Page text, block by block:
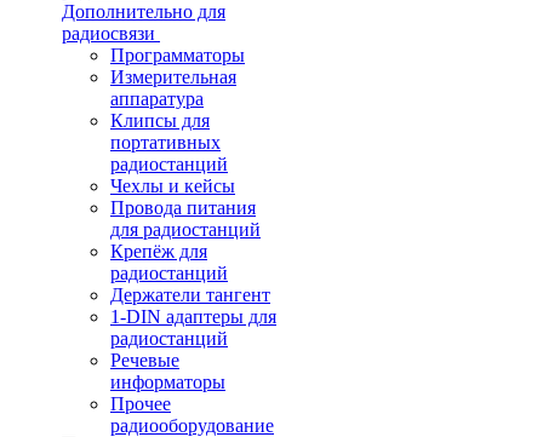
Дополнительно для
радиосвязи
Программаторы
Измерительная
аппаратура
Клипсы для
портативных
радиостанций
Чехлы и кейсы
Провода питания
для радиостанций
Крепёж для
радиостанций
Держатели тангент
1-DIN адаптеры для
радиостанций
Речевые
информаторы
Прочее
радиооборудование